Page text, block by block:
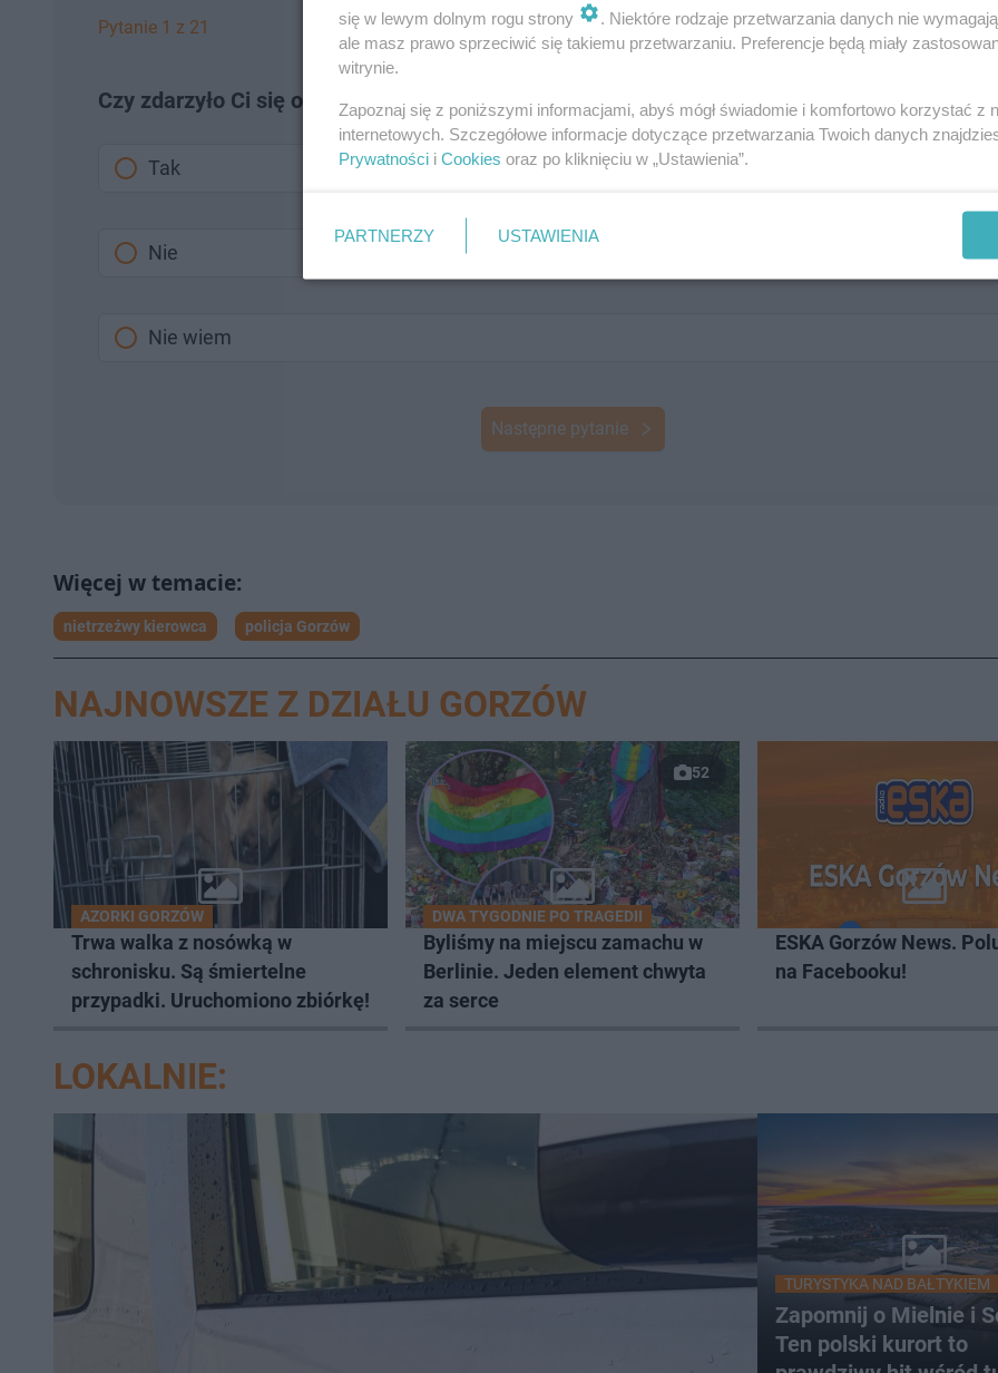
Pytanie 1 z 21
Czy zdarzyło Ci się obwiniać kogoś o coś, o czym wiedziałeś że naprawdę sam popełniłeś?
Tak
Nie
Nie wiem
Następne pytanie
nietrzeźwy kierowca policja Gorzów
NAJNOWSZE Z DZIAŁU GORZÓW
AZORKI GORZÓW
Trwa walka z nosówką w
schronisku. Są śmiertelne
przypadki. Uruchomiono zbiórkę!
52
DWA TYGODNIE PO TRAGEDII
Byliśmy na miejscu zamachu w
Berlinie. Jeden element chwyta
za serce
ESKA Gorzów News.
na Facebooku!
LOKALNIE:
TURYSTYKA NAD BAŁTYKIEM
Zapomnij o Mielnie i
Ten polski kurort to
się w lewym dolnym rogu strony
. Niektóre rodzaje przetwarzania danych nie
ale masz prawo sprzeciwić się takiemu przetwarzaniu. Preferencje będą miały
witrynie.
Zapoznaj się z poniższymi informacjami, abyś mógł świadomie i komfortowo korzystać z
internetowych. Szczegółowe informacje dotyczące przetwarzania Twoich danych
Prywatności i Cookies oraz po kliknięciu w „Ustawienia”.
PARTNERZY USTAWIENIA